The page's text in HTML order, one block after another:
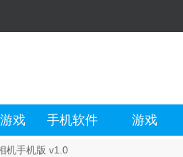
戏 手机软件 游戏
机手机版 v1.0